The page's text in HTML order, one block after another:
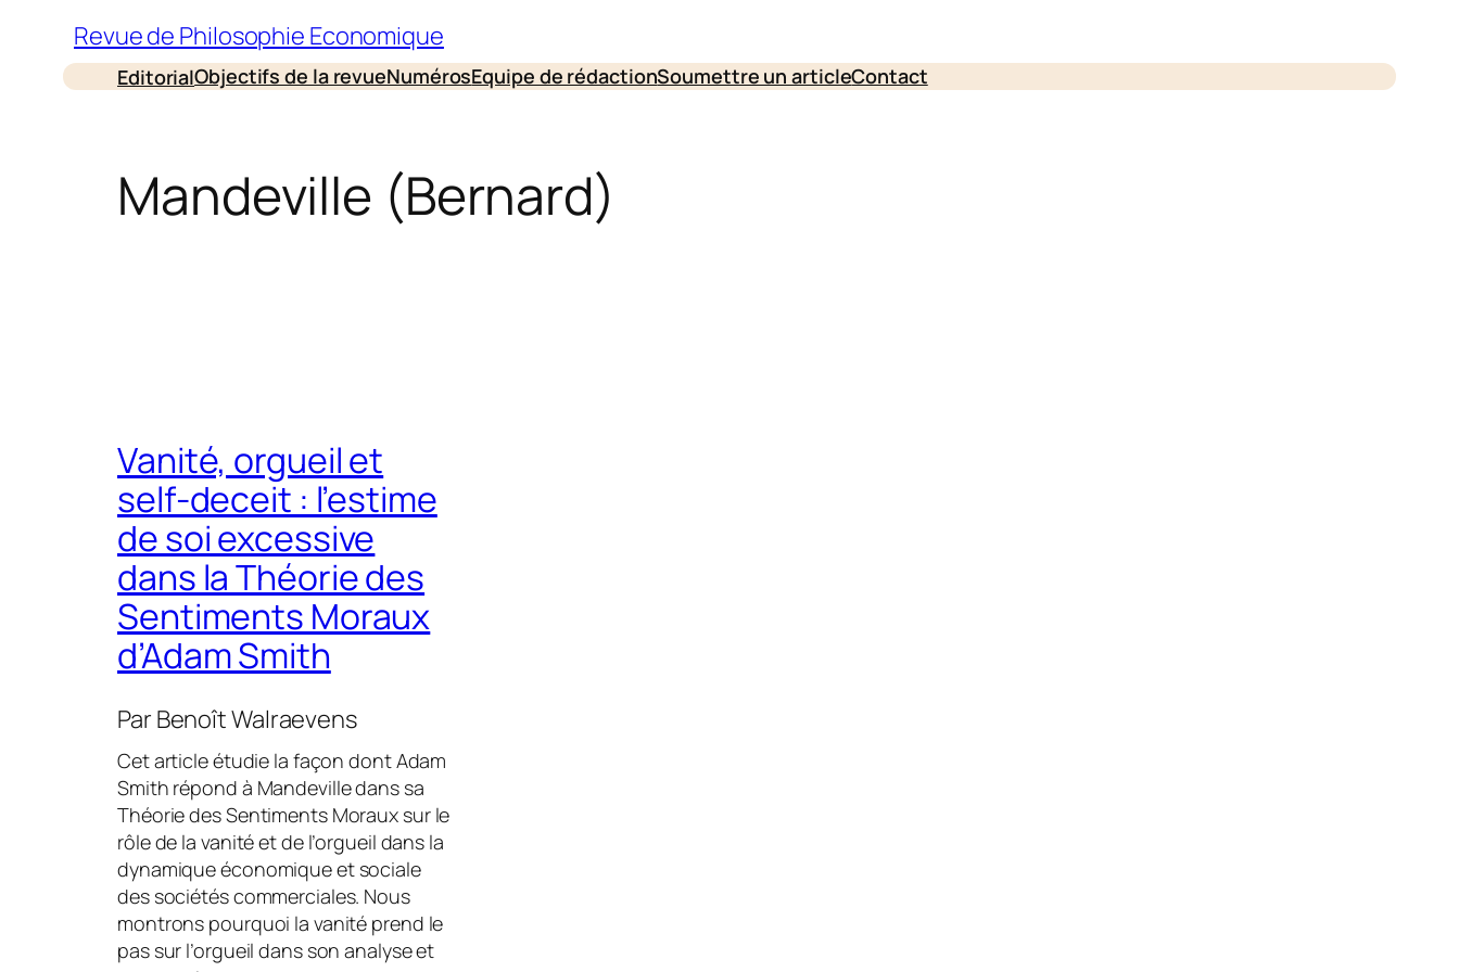
contenu
Revue de Philosophie Economique
EditorialObjectifs de la revueNumérosEquipe de rédactionSoumettre un articleContact
Mandeville (Bernard)
Vanité, orgueil et
self-deceit : l’estime
de soi excessive
dans la Théorie des
Sentiments Moraux
d’Adam Smith
Par Benoît Walraevens
Cet article étudie la façon dont Adam
Smith répond à Mandeville dans sa
Théorie des Sentiments Moraux sur le
rôle de la vanité et de l’orgueil dans la
dynamique économique et sociale
des sociétés commerciales. Nous
montrons pourquoi la vanité prend le
pas sur l’orgueil dans son analyse et